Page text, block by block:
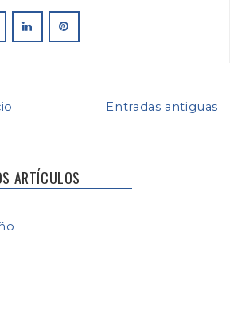
Entradas antiguas
ARTÍCULOS